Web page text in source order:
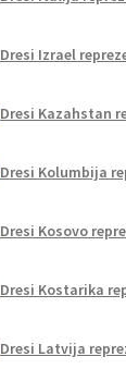
Dresi Izrael
Dresi Kazahstan
Dresi Kolumbija
Dresi Kosovo
Dresi Kostarika
Dresi Latvija